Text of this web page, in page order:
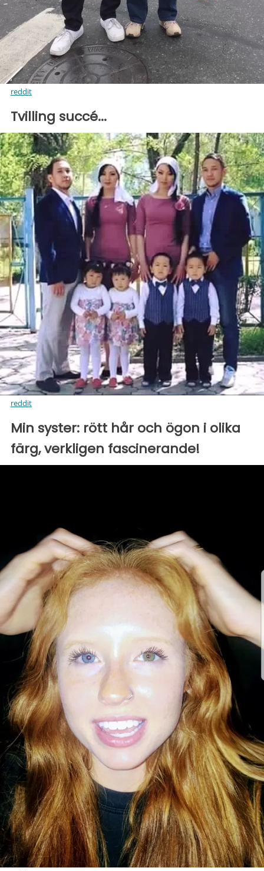
reddit
Tvilling succé...
reddit
Min syster: rött hår och ögon i olika
färg, verkligen fascinerande!